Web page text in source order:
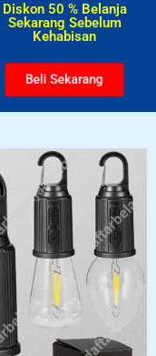
Diskon 50 % Belanja
Sekarang Sebelum
Kehabisan​
Beli Sekarang